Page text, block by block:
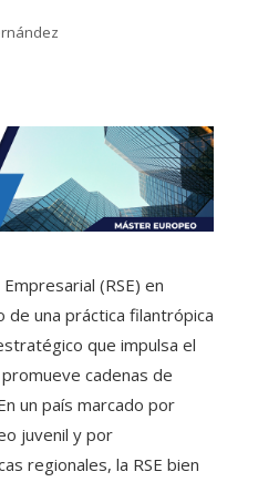
(RSE) en
de una práctica filantrópica
que impulsa el
cadenas de
un país marcado por
juvenil y por
regionales, la RSE bien